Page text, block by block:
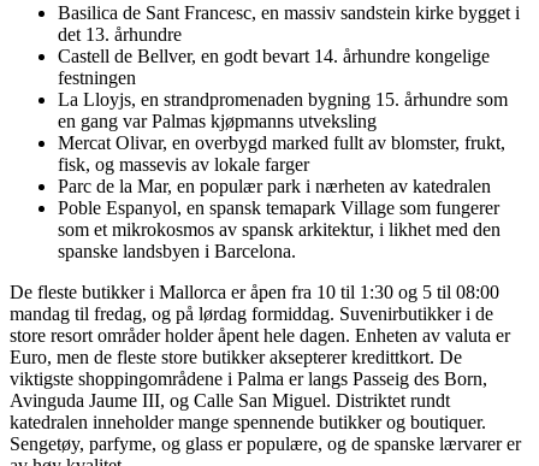
Basilica de Sant Francesc, en massiv sandstein kirke bygget i
det 13. århundre
Castell de Bellver, en godt bevart 14. århundre kongelige
festningen
La Lloyjs, en strandpromenaden bygning 15. århundre som
en gang var Palmas kjøpmanns utveksling
Mercat Olivar, en overbygd marked fullt av blomster, frukt,
fisk, og massevis av lokale farger
Parc de la Mar, en populær park i nærheten av katedralen
Poble Espanyol, en spansk temapark Village som fungerer
som et mikrokosmos av spansk arkitektur, i likhet med den
spanske landsbyen i Barcelona.
De fleste butikker i Mallorca er åpen fra 10 til 1:30 og 5 til 08:00
mandag til fredag, og på lørdag formiddag. Suvenirbutikker i de
store resort områder holder åpent hele dagen. Enheten av valuta er
Euro, men de fleste store butikker aksepterer kredittkort. De
viktigste shoppingområdene i Palma er langs Passeig des Born,
Avinguda Jaume III, og Calle San Miguel. Distriktet rundt
katedralen inneholder mange spennende butikker og boutiquer.
Sengetøy, parfyme, og glass er populære, og de spanske lærvarer er